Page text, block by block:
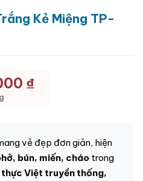
Kẻ Miệng TP-
₫
vẻ đẹp đơn giản, hiện
bún, miến, cháo trong
thực Việt truyền thống,